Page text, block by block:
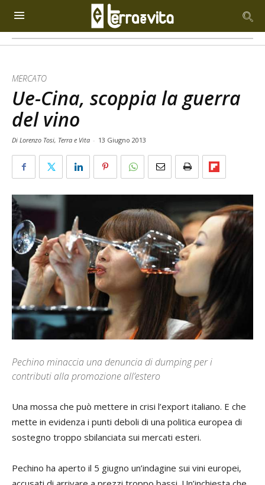
MERCATO
Ue-Cina, scoppia la guerra
del vino
Di Lorenzo Tosi, Terra e Vita - 13 Giugno 2013
Pechino minaccia una denuncia di dumping per i
contributi alla promozione all’estero
Una mossa che può mettere in crisi l’export italiano. E che
mette in evidenza i punti deboli di una politica europea di
sostegno troppo sbilanciata sui mercati esteri.
Pechino ha aperto il 5 giugno un’indagine sui vini europei,